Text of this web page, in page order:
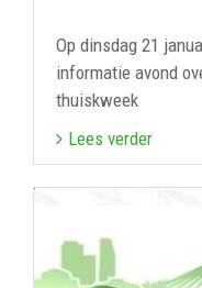
Op dinsdag 21
informatie avond
thuiskweek
Lees verder